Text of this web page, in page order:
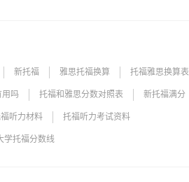
新托福 雅思托福换算 托福雅思换算表
用吗 托福和雅思分数对照表 新托福满分
听力材料 托福听力考试资料
学托福分数线